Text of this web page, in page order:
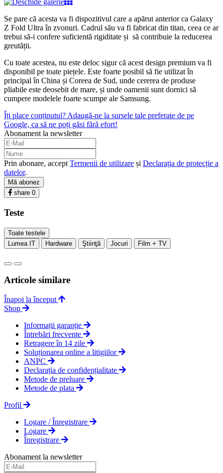
Se pare că acesta va fi dispozitivul care a apărut anterior ca Galaxy
Z Fold Ultra în zvonuri. Cadrul său va fi fabricat din titan, ceea ce ar
trebui să-i confere suficientă rigiditate și să contribuie la reducerea
greutății.
Cu toate acestea, nu este deloc sigur că acest design premium va fi
disponibil pe toate piețele. Este foarte posibil să fie utilizat în
principal în China și Coreea de Sud, unde cererea de produse
pliabile este deosebit de mare, și unde oamenii sunt dornici să
cumpere modelele foarte scumpe ale Samsung.
Îți place conținutul? Adaugă-ne la sursele tale preferate de pe
Google, ca să ne poți găsi fără efort!
Abonament la newsletter
Prin abonare, accept Termenii de utilizare și Declarația de protecție a
datelor.
Mă abonez
share 0
Teste
Toate testele
Lumea IT
Hardware Ştiinţă Jocuri Film + TV
Articole similare
Înapoi la început
Shop
Informații garanție
Întrebări frecvente
Retragere în 14 zile
Soluționarea online a litigiilor
ANPC
Declarația de confidențialitate
Metode de preluare
Metode de plata
Profil
Logare / Înregistrare
Logare
Înregistrare
Abonament la newsletter